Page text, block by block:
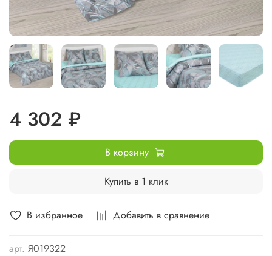
В избранное Добавить в сравнение
арт. Я019322
4 302 ₽
В корзину
Купить в 1 клик